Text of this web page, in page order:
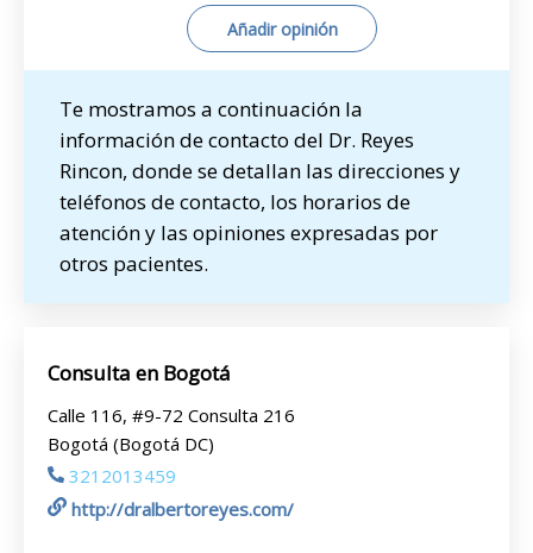
Añadir opinión
Te mostramos a continuación la
información de contacto del Dr. Reyes
Rincon, donde se detallan las direcciones y
teléfonos de contacto, los horarios de
atención y las opiniones expresadas por
otros pacientes.
Consulta en Bogotá
Calle 116, #9-72 Consulta 216
Bogotá (Bogotá DC)
3212013459
http://dralbertoreyes.com/